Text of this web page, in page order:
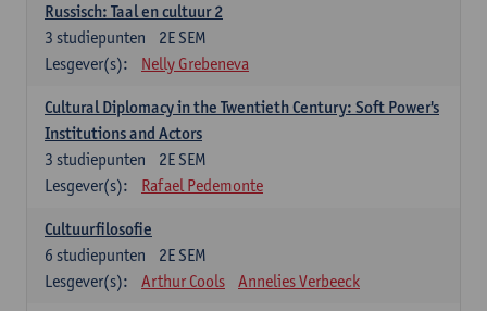
Russisch: Taal en cultuur 2
2E SEM
3 studiepunten
Lesgever(s):
Nelly Grebeneva
Cultural Diplomacy in the Twentieth Century: Soft Power's
Institutions and Actors
2E SEM
3 studiepunten
Lesgever(s):
Rafael Pedemonte
Cultuurfilosofie
2E SEM
6 studiepunten
Lesgever(s):
Arthur Cools Annelies Verbeeck